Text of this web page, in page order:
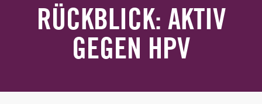
RÜCKBLICK: AKTIV
GEGEN HPV